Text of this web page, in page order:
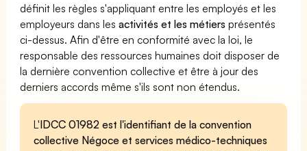
définit les règles s'appliquant entre les employés et les
employeurs dans lesactivités et les métiers présentés
ci-dessus. Afin d'être en conformité avec la loi, le
responsable des ressources humaines doit disposer de
la dernière convention collective et être à jour des
derniers accords même s'ils sont non étendus.
L'IDCC 01982 est l'identifiant de la convention
collective Négoce et services médico-techniques